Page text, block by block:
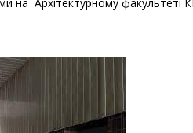
на Архітектурному факультеті